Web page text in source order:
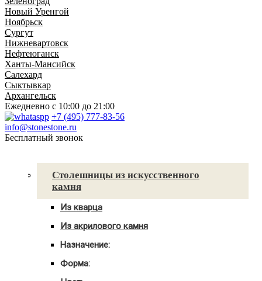
Новый Уренгой
Ноябрьск
Сургут
Нижневартовск
Нефтеюганск
Ханты-Мансийск
Салехард
Сыктывкар
Архангельск
Ежедневно с 10:00 до 21:00
+7 (495) 777-83-56
info@stonestone.ru
Бесплатный звонок
Столешницы из искусственного
камня
Из кварца
Для ванны
С мойкой
Из акрилового камня
Для ванны
С мойкой
Назначение:
Для ванной
Форма: